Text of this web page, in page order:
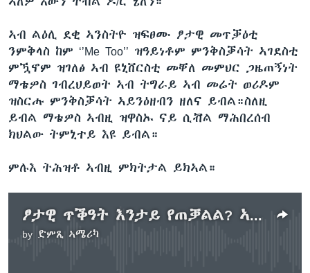
ኣብ ልዕሊ ደቂ ኣንስትዮ ዝፍፀሙ ፆታዊ መጥቓዕቲ
ንምቅላስ ከም ‘’Me Too’’ ዝዓይነቶም ምንቅስቓሳት ኣገደስቲ
ምዃኖም ዝገለፅ ኣብ ዩኒቨርስቲ መቐለ መምህር ጋዜጠኝነት
ማቴዎስ ገብረህይወት ኣብ ትግራይ ኣብ መሬት ወሪዶም
ዝስርሑ ምንቅስቓሳት ኣይንዕዘብን ዘለና ይብል።ስለዚ
ይብል ማቴዎስ ኣብዚ ዝዋስኡ ናይ ሲቭል ማሕበረሰብ
ክህልው ትምኒተይ እዩ ይብል።
ምሉእ ትሕዝቶ ኣብዚ ምክትታል ይክኣል።
ፆታዊ ጥቕዓት እንታይ የጠቓልል? ኣዋልድን ደቂ ኣንስትዮን ዓቐመን ክጥቀማን ከሐይላን ዘለው ፈተናታት!( 2ይ ኽፋል)
by ድምጺ ኣሜሪካ
No media source currently available